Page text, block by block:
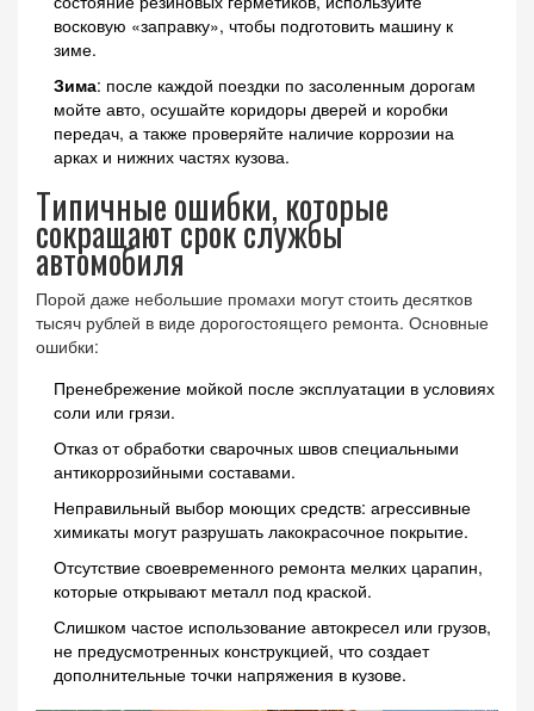
восковую «заправку», чтобы подготовить машину к
зиме.
Зима: после каждой поездки по засоленным дорогам
мойте авто, осушайте коридоры дверей и коробки
передач, а также проверяйте наличие коррозии на
арках и нижних частях кузова.
Типичные ошибки, которые
сокращают срок службы
автомобиля
Порой даже небольшие промахи могут стоить десятков
тысяч рублей в виде дорогостоящего ремонта. Основные
ошибки:
Пренебрежение мойкой после эксплуатации в условиях
соли или грязи.
Отказ от обработки сварочных швов специальными
антикоррозийными составами.
Неправильный выбор моющих средств: агрессивные
химикаты могут разрушать лакокрасочное покрытие.
Отсутствие своевременного ремонта мелких царапин,
которые открывают металл под краской.
Слишком частое использование автокресел или грузов,
не предусмотренных конструкцией, что создает
дополнительные точки напряжения в кузове.